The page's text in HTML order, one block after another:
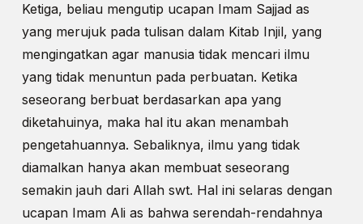
Ketiga, beliau mengutip ucapan Imam Sajjad as
yang merujuk pada tulisan dalam Kitab Injil, yang
mengingatkan agar manusia tidak mencari ilmu
yang tidak menuntun pada perbuatan. Ketika
seseorang berbuat berdasarkan apa yang
diketahuinya, maka hal itu akan menambah
pengetahuannya. Sebaliknya, ilmu yang tidak
diamalkan hanya akan membuat seseorang
semakin jauh dari Allah swt. Hal ini selaras dengan
ucapan Imam Ali as bahwa serendah-rendahnya